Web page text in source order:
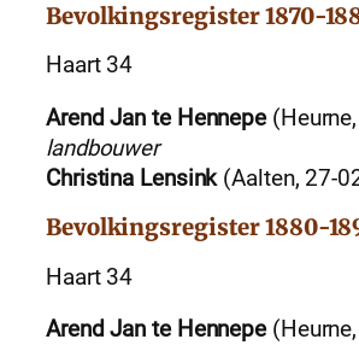
Bevolkingsregister 1870-
Haart 34
Arend Jan te Hennepe
landbouwer
Christina Lensink(Aalten, 27-
Bevolkingsregister 1880-
Haart 34
Arend Jan te Hennepe